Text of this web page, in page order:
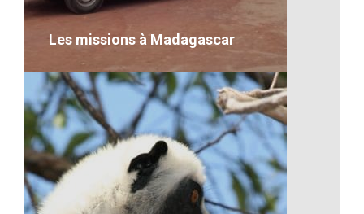
Les missions à Madagascar